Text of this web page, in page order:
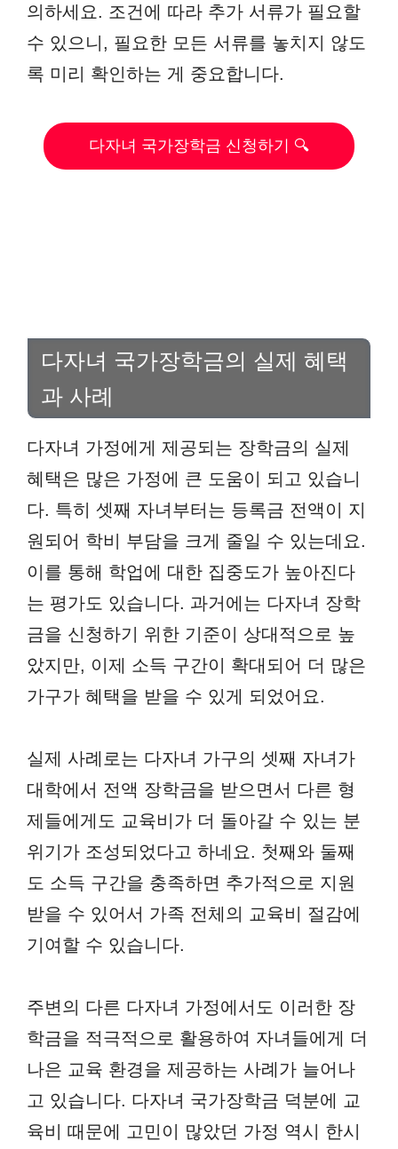
의하세요. 조건에 따라 추가 서류가 필요할
수 있으니, 필요한 모든 서류를 놓치지 않도
록 미리 확인하는 게 중요합니다.
다자녀 국가장학금 신청하기 🔍
다자녀 국가장학금의 실제 혜택
과 사례
다자녀 가정에게 제공되는 장학금의 실제
혜택은 많은 가정에 큰 도움이 되고 있습니
다. 특히 셋째 자녀부터는 등록금 전액이 지
원되어 학비 부담을 크게 줄일 수 있는데요.
이를 통해 학업에 대한 집중도가 높아진다
는 평가도 있습니다. 과거에는 다자녀 장학
금을 신청하기 위한 기준이 상대적으로 높
았지만, 이제 소득 구간이 확대되어 더 많은
가구가 혜택을 받을 수 있게 되었어요.
실제 사례로는 다자녀 가구의 셋째 자녀가
대학에서 전액 장학금을 받으면서 다른 형
제들에게도 교육비가 더 돌아갈 수 있는 분
위기가 조성되었다고 하네요. 첫째와 둘째
도 소득 구간을 충족하면 추가적으로 지원
받을 수 있어서 가족 전체의 교육비 절감에
기여할 수 있습니다.
주변의 다른 다자녀 가정에서도 이러한 장
학금을 적극적으로 활용하여 자녀들에게 더
나은 교육 환경을 제공하는 사례가 늘어나
고 있습니다. 다자녀 국가장학금 덕분에 교
육비 때문에 고민이 많았던 가정 역시 한시